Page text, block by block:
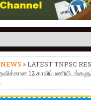
» LATEST TNPSC
12